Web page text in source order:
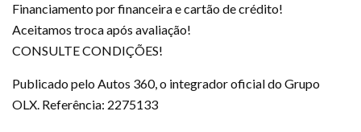
Financiamento por financeira e cartão de crédito!
Aceitamos troca após avaliação!
CONSULTE CONDIÇÕES!
Publicado pelo Autos 360, o integrador oficial do Grupo
OLX. Referência: 2275133